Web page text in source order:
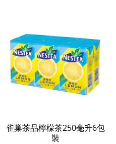
雀巢茶品檸檬茶250毫升6包
裝